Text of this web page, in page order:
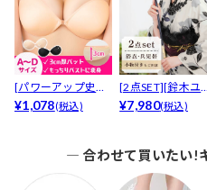
[パワーアップ史上
最強5倍盛りアップ
¥1,078(税込)
[2点SET][鈴木ユリ
ア(baby)...
¥7,980(税込)
― 合わせて買いたい!